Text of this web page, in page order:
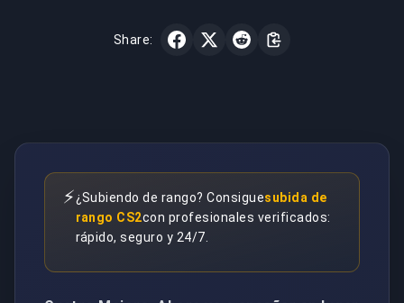
Share:
⚡¿Subiendo de rango? Consiguesubida de
rango CS2con profesionales verificados:
rápido, seguro y 24/7.